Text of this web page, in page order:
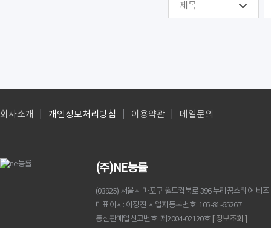
제목
회사소개 개인정보처리방침 이용약관 메일문의
(주)NE능률
(03925) 서울시 마포구 월드컵북로 396 누리꿈스퀘어 비
대표이사 이정진 사업자등록번호 105-81-65267
통신판매업신고번호 제2004-02120호
[ 정보조회 ]